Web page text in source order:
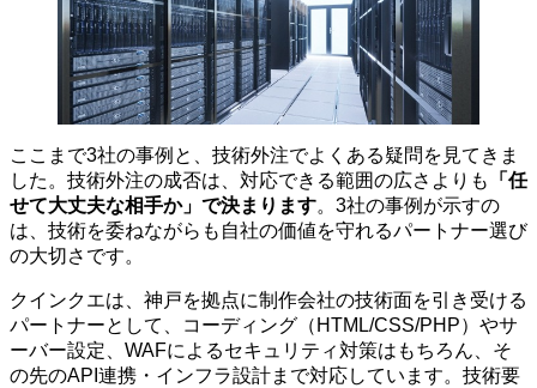
ここまで3社の事例と、技術外注でよくある疑問を見てきま
した。技術外注の成否は、対応できる範囲の広さよりも
「任
せて大丈夫な相手か」で決まります。3社の事例が示すの
は、技術を委ねながらも自社の価値を守れるパートナー選び
の大切さです。
クインクエは、神戸を拠点に制作会社の技術面を引き受ける
パートナーとして、コーディング（HTML/CSS/PHP）やサ
ーバー設定、WAFによるセキュリティ対策はもちろん、そ
の先のAPI連携・インフラ設計まで対応しています。技術要